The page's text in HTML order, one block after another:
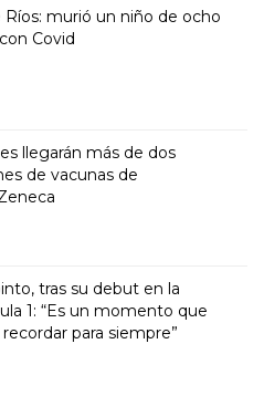
Ríos: murió un niño de ocho
Covid
llegarán más de dos
de vacunas de
tras su debut en la
1: “Es un momento que
para siempre”